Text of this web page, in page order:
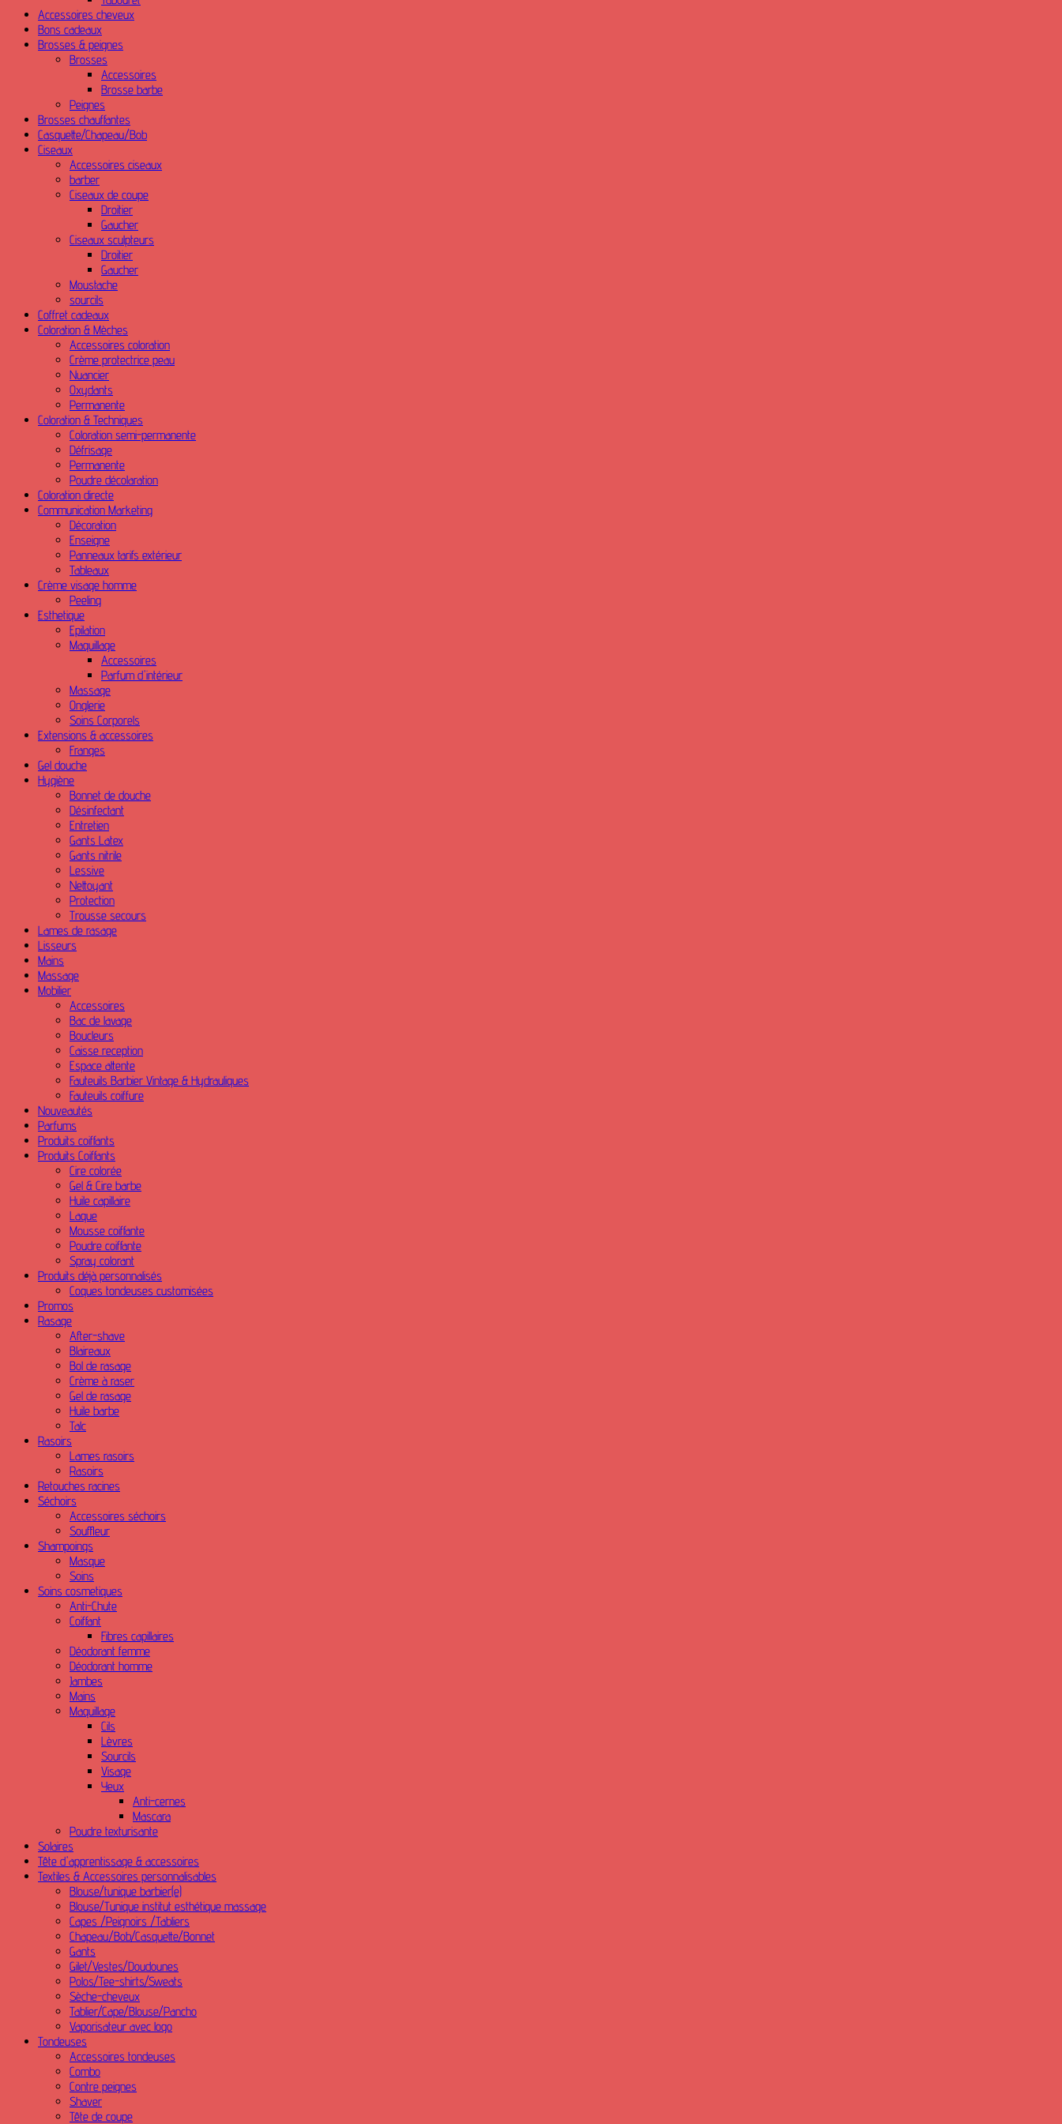
Accessoires cheveux
Bons cadeaux
Brosses & peignes
Brosses
Accessoires
Brosse barbe
Peignes
Brosses chauffantes
Casquette/Chapeau/Bob
Ciseaux
Accessoires ciseaux
barber
Ciseaux de coupe
Droitier
Gaucher
Ciseaux sculpteurs
Droitier
Gaucher
Moustache
sourcils
Coffret cadeaux
Coloration & Mèches
Accessoires coloration
Crème protectrice peau
Nuancier
Oxydants
Permanente
Coloration & Techniques
Coloration semi-permanente
Défrisage
Permanente
Poudre décolaration
Coloration directe
Communication Marketing
Décoration
Enseigne
Panneaux tarifs extérieur
Tableaux
Crème visage homme
Peeling
Esthetique
Epilation
Maquillage
Accessoires
Parfum d'intérieur
Massage
Onglerie
Soins Corporels
Extensions & accessoires
Franges
Gel douche
Hygiène
Bonnet de douche
Désinfectant
Entretien
Gants Latex
Gants nitrile
Lessive
Nettoyant
Protection
Trousse secours
Lames de rasage
Lisseurs
Mains
Massage
Mobilier
Accessoires
Bac de lavage
Boucleurs
Caisse reception
Espace attente
Fauteuils Barbier Vintage & Hydrauliques
Fauteuils coiffure
Nouveautés
Parfums
Produits coiffants
Produits Coiffants
Cire colorée
Gel & Cire barbe
Huile capillaire
Laque
Mousse coiffante
Poudre coiffante
Spray colorant
Produits déjà personnalisés
Coques tondeuses customisées
Promos
Rasage
After-shave
Blaireaux
Bol de rasage
Crème à raser
Gel de rasage
Huile barbe
Talc
Rasoirs
Lames rasoirs
Rasoirs
Retouches racines
Séchoirs
Accessoires séchoirs
Souffleur
Shampoings
Masque
Soins
Soins cosmetiques
Anti-Chute
Coiffant
Fibres capillaires
Déodorant femme
Déodorant homme
Jambes
Mains
Maquillage
Cils
Lèvres
Sourcils
Visage
Yeux
Anti-cernes
Mascara
Poudre texturisante
Solaires
Tête d'apprentissage & accessoires
Textiles & Accessoires personnalisables
Blouse/tunique barbier(e)
Blouse/Tunique institut esthétique massage
Capes /Peignoirs /Tabliers
Chapeau/Bob/Casquette/Bonnet
Gants
Gilet/Vestes/Doudounes
Polos/Tee-shirts/Sweats
Sèche-cheveux
Tablier/Cape/Blouse/Pancho
Vaporisateur avec logo
Tondeuses
Accessoires tondeuses
Combo
Contre peignes
Shaver
Tête de coupe